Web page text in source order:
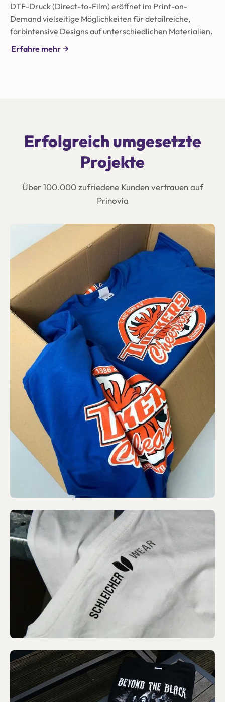
DTF-Druck (Direct-to-Film) eröffnet im Print-on-
Demand vielseitige Möglichkeiten für detailreiche,
farbintensive Designs auf unterschiedlichen Materialien.
Erfahre mehr
Erfolgreich umgesetzte
Projekte
Über 100.000 zufriedene Kunden vertrauen auf
Prinovia